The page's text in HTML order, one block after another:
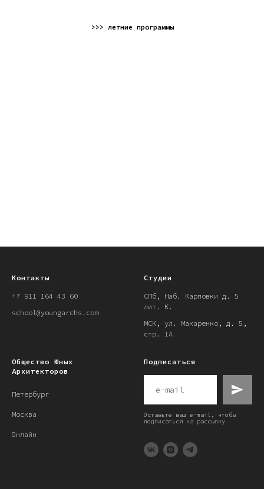
>>> летние программы
Контакты
+7 911 164 43 60
school@youngarchs.com
Студии
СПб, Наб. Карповки д. 5
лит. К.
МСК, ул. Макаренко, д. 5,
стр. 1А
Общество Юных
Архитекторов
Петербург
Москва
Онлайн
Подписаться
Оставьте ваш e-mail, чтобы
подписаться на рассылку